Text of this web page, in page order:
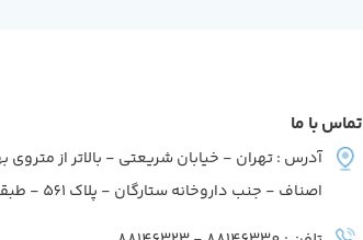
تماس با ما
آدرس : تهران - خیابان شریعتی - بالاتر از متروی
اصناف - جنب داروخانه ستارگان - پلاک 561 - طبقه2 - واحد7